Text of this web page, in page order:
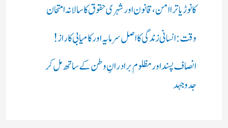
کانوڑ یاترا امن،قانون اور شہری حقوق کا سالانہ امتحان
وقت: انسانی زندگی کا اصل سرمایہ اور کامیابی کا راز !
انصاف پسند اور مظلوم برادرانِ وطن کے ساتھ مل کر
جدوجہد